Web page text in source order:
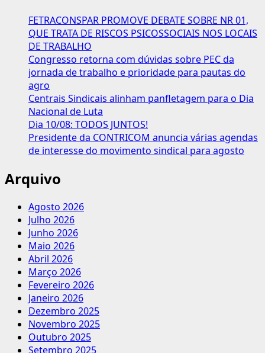
por
resistirem
ao
fim
da
escala
6×1
FETRACONSPAR PROMOVE DEBATE SOBRE NR 01,
QUE TRATA DE RISCOS PSICOSSOCIAIS NOS LOCAIS
DE TRABALHO
Congresso retorna com dúvidas sobre PEC da
jornada de trabalho e prioridade para pautas do
agro
Centrais Sindicais alinham panfletagem para o Dia
Nacional de Luta
Dia 10/08: TODOS JUNTOS!
Presidente da CONTRICOM anuncia várias agendas
de interesse do movimento sindical para agosto
Arquivo
Agosto 2026
Julho 2026
Junho 2026
Maio 2026
Abril 2026
Março 2026
Fevereiro 2026
Janeiro 2026
Dezembro 2025
Novembro 2025
Outubro 2025
Setembro 2025